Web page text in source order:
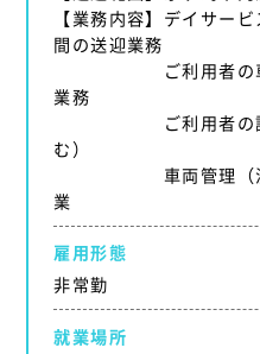
【業務内容】デイサー
間の送迎業務
ご利用者の車両
業務
ご利用者の誘導
む）
車両管理（洗車
業
雇用形態
非常勤
就業場所